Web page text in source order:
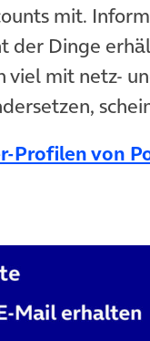
mit.
der Dinge
viel mit netz-
Profilen von